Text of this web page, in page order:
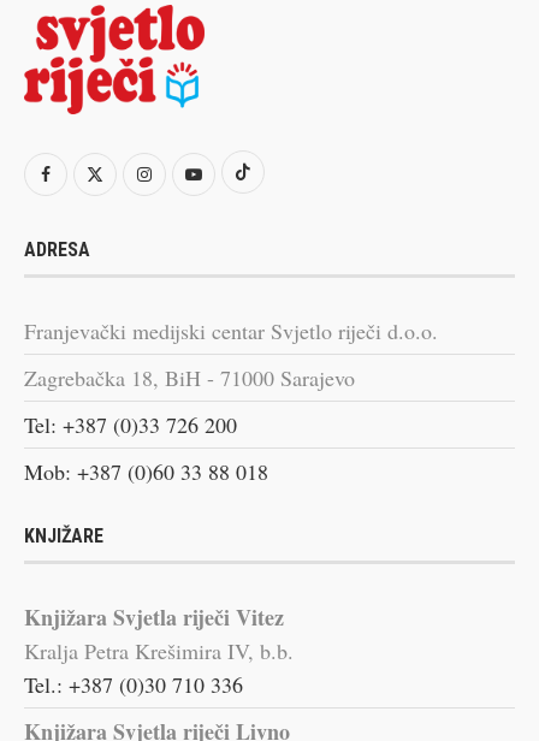
ADRESA
Franjevački medijski centar Svjetlo riječi d.o.o.
Zagrebačka 18, BiH - 71000 Sarajevo
Tel: +387 (0)33 726 200
Mob: +387 (0)60 33 88 018
KNJIŽARE
Knjižara Svjetla riječi Vitez
Kralja Petra Krešimira IV, b.b.
Tel.: +387 (0)30 710 336
Knjižara Svjetla riječi Livno